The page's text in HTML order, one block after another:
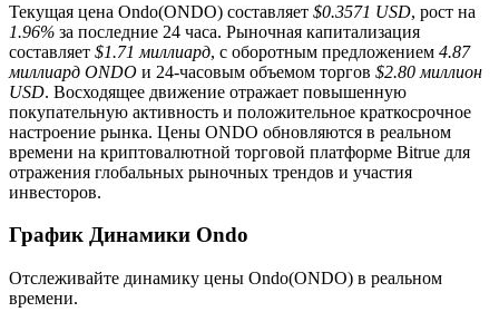
Фьючерсы с использованием USDT в качестве
обеспечения
Криптовалютные фьючерсы
Текущая цена Ondo(ONDO) составляет $0.3571 USD, рост на
1.96% за последние 24 часа. Рыночная капитализация
составляет $1.71 миллиард, с оборотным предложением 4.87
миллиард ONDO и 24-часовым объемом торгов $2.80 миллион
USD. Восходящее движение отражает повышенную
покупательную активность и положительное краткосрочное
настроение рынка. Цены ONDO обновляются в реальном
времени на криптовалютной торговой платформе Bitrue для
отражения глобальных рыночных трендов и участия
инвесторов.
График Динамики Ondo
Отслеживайте динамику цены Ondo(ONDO) в реальном
времени.